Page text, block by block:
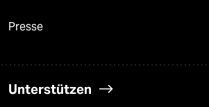
Presse
Unterstützen